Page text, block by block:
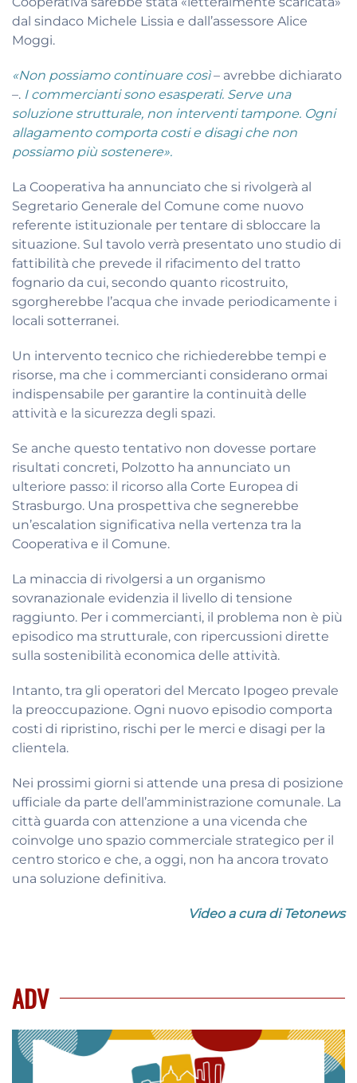
dal sindaco Michele Lissia e dall’assessore Alice
Moggi.
«Non possiamo continuare così– avrebbe dichiarato
–. I commercianti sono esasperati. Serve una
soluzione strutturale, non interventi tampone. Ogni
allagamento comporta costi e disagi che non
possiamo più sostenere».
La Cooperativa ha annunciato che si rivolgerà al
Segretario Generale del Comune come nuovo
referente istituzionale per tentare di sbloccare la
situazione. Sul tavolo verrà presentato uno studio di
fattibilità che prevede il rifacimento del tratto
fognario da cui, secondo quanto ricostruito,
sgorgherebbe l’acqua che invade periodicamente i
locali sotterranei.
Un intervento tecnico che richiederebbe tempi e
risorse, ma che i commercianti considerano ormai
indispensabile per garantire la continuità delle
attività e la sicurezza degli spazi.
Se anche questo tentativo non dovesse portare
risultati concreti, Polzotto ha annunciato un
ulteriore passo: il ricorso alla Corte Europea di
Strasburgo. Una prospettiva che segnerebbe
un’escalation significativa nella vertenza tra la
Cooperativa e il Comune.
La minaccia di rivolgersi a un organismo
sovranazionale evidenzia il livello di tensione
raggiunto. Per i commercianti, il problema non è più
episodico ma strutturale, con ripercussioni dirette
sulla sostenibilità economica delle attività.
Intanto, tra gli operatori del Mercato Ipogeo prevale
la preoccupazione. Ogni nuovo episodio comporta
costi di ripristino, rischi per le merci e disagi per la
clientela.
Nei prossimi giorni si attende una presa di posizione
ufficiale da parte dell’amministrazione comunale. La
città guarda con attenzione a una vicenda che
coinvolge uno spazio commerciale strategico per il
centro storico e che, a oggi, non ha ancora trovato
una soluzione definitiva.
Video a cura di Tetonews
ADV